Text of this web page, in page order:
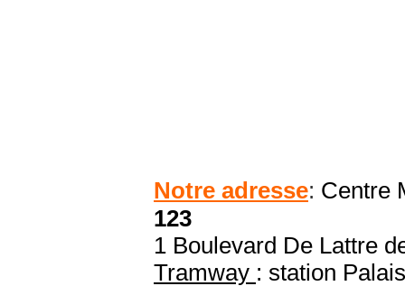
Notre adresse: Centre
123
1 Boulevard De Lattre
Tramway : station